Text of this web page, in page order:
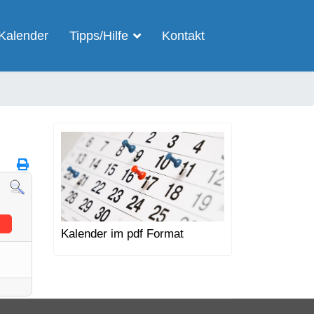
Tipps/Hilfe Kontakt
Kalender im pdf Format